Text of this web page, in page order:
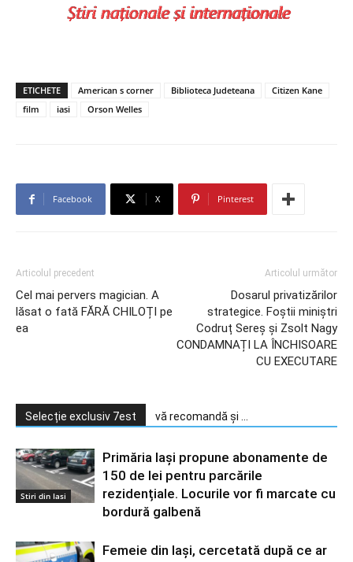
ETICHETE American s corner Biblioteca Judeteana
Citizen Kane
film
iasi Orson Welles
Facebook X Pinterest
Articolul precedent
Cel mai pervers magician. A
lăsat o fată FĂRĂ CHILOȚI pe
ea
Articolul următor
Dosarul privatizărilor
strategice. Foștii miniștri
Codruț Sereș și Zsolt Nagy
CONDAMNAȚI LA ÎNCHISOARE
CU EXECUTARE
Selecție exclusiv 7est vă recomandă și ...
Stiri din Iasi
Primăria Iași propune abonamente de
150 de lei pentru parcările
rezidențiale. Locurile vor fi marcate cu
bordură galbenă
Femeie din Iași, cercetată după ce ar